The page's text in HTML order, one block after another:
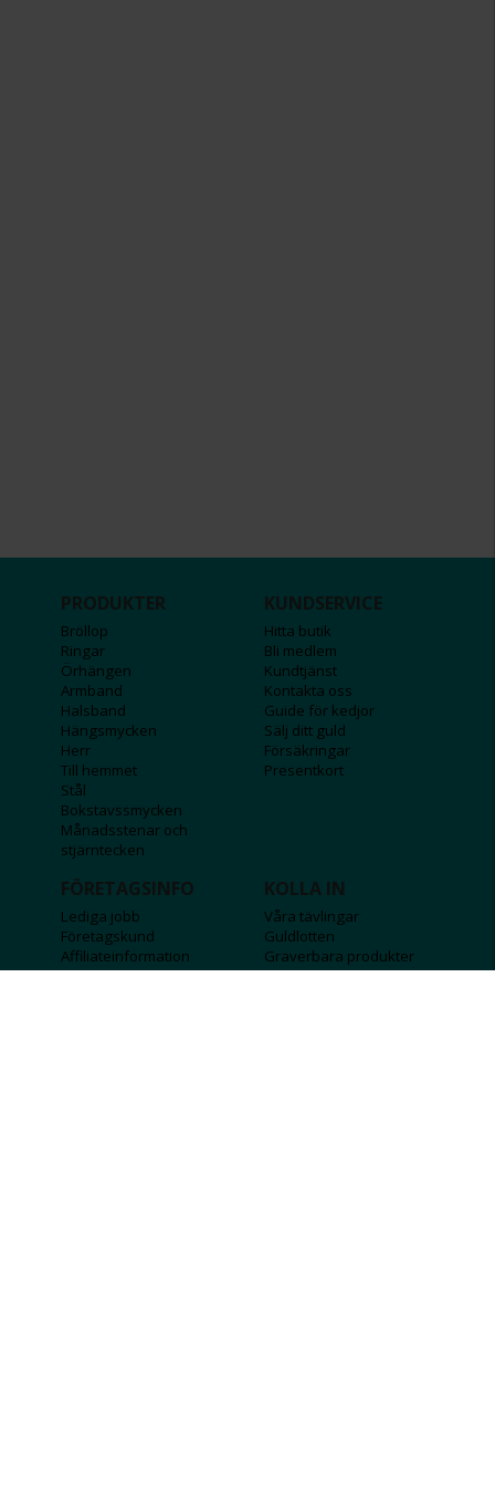
PRODUKTER
Bröllop
Ringar
Örhängen
Armband
Halsband
Hängsmycken
Herr
Till hemmet
Stål
Bokstavssmycken
Månadsstenar och
stjärntecken
KUNDSERVICE
Hitta butik
Bli medlem
Kundtjänst
Kontakta oss
Guide för kedjor
Sälj ditt guld
Försäkringar
Presentkort
FÖRETAGSINFO
Lediga jobb
Företagskund
Affiliateinformation
Integritetspolicy
KOLLA IN
Våra tävlingar
Guldlotten
Graverbara produkter
Rosa Bandet